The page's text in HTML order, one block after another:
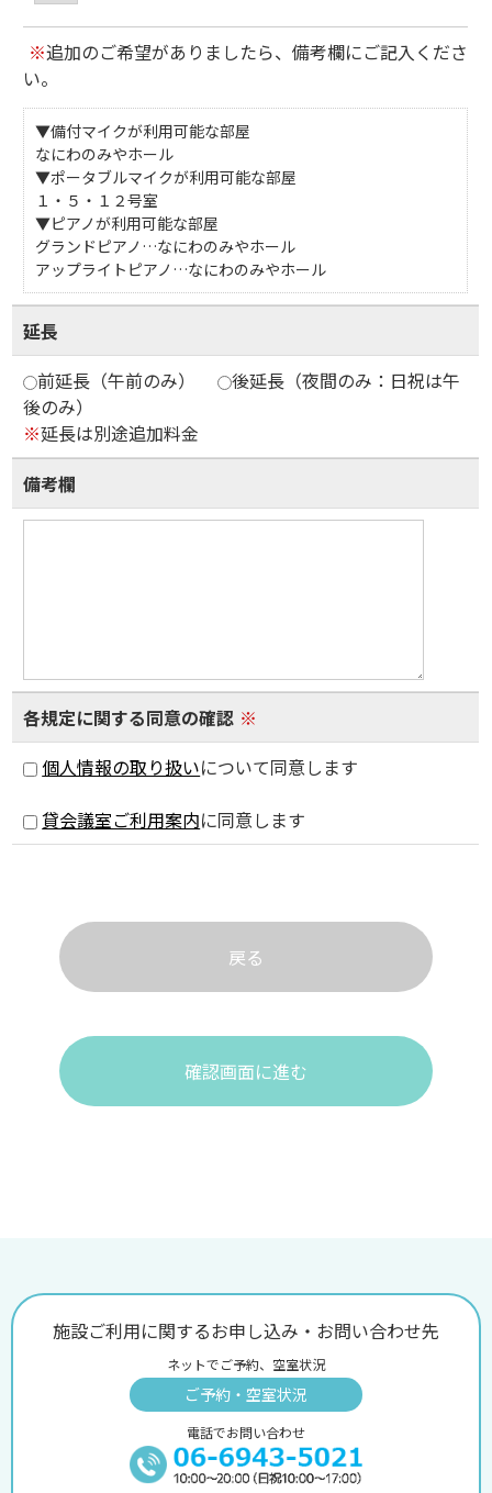
※追加のご希望がありましたら、備考欄にご記入くださ
い。
▼備付マイクが利用可能な部屋
なにわのみやホール
▼ポータブルマイクが利用可能な部屋
１・５・１２号室
▼ピアノが利用可能な部屋
グランドピアノ…なにわのみやホール
アップライトピアノ…なにわのみやホール
延長
前延長（午前のみ）
後延長（夜間のみ：日祝は午
後のみ）
※延長は別途追加料金
備考欄
各規定に関する同意の確認 ※
個人情報の取り扱いについて同意します
貸会議室ご利用案内に同意します
戻る
確認画面に進む
施設ご利用に関するお申し込み・お問い合わせ先
ネットでご予約、空室状況
ご予約・空室状況
電話でお問い合わせ